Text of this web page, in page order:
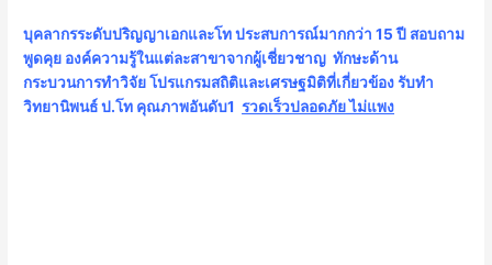
บุคลากรระดับปริญญาเอกและโท ประสบการณ์มากกว่า 15 ปี สอบถาม
พูดคุย องค์ความรู้ในแต่ละสาขาจากผู้เชี่ยวชาญ ทักษะด้าน
กระบวนการทำวิจัย โปรแกรมสถิติและเศรษฐมิติที่เกี่ยวข้อง รับทํา
วิทยานิพนธ์ ป.โท คุณภาพอันดับ1รวดเร็วปลอดภัย ไม่แพง